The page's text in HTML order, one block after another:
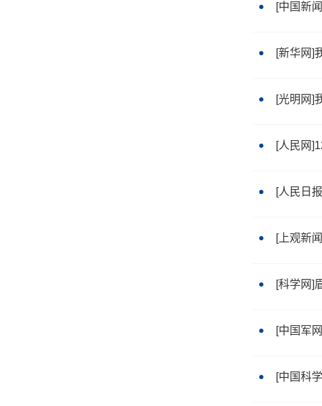
[中国新
[新华网]
[光明网]
[人民网
[人民日
[上观新
[科学网]
[中国军
[中国科